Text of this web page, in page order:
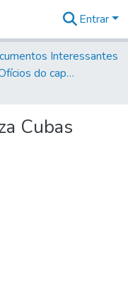
Entrar
Interessantes
Volume 74 - Ofícios do capitão General Martim Lopes Lobo de Saldanha às Câmaras e Comandantes da Capitania (1775)
Cubas